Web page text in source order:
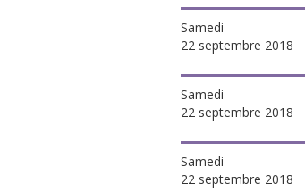
Samedi
22 septembre 2018
Samedi
22 septembre 2018
Samedi
22 septembre 2018